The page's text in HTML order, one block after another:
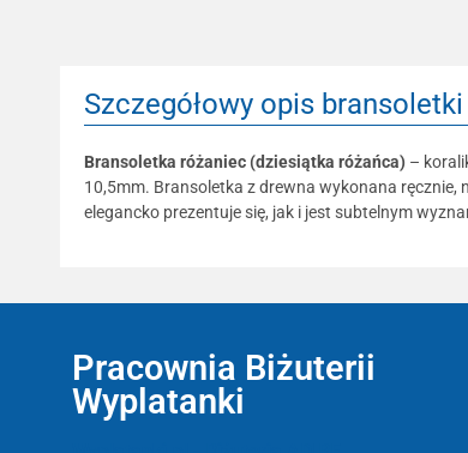
Szczegółowy opis
Bransoletka różaniec (dziesiątka różańca) –
10,5mm. Bransoletka z drewna wykonana ręcznie,
elegancko prezentuje się, jak i jest subtelnym
Pracownia Biżuterii
Wyplatanki